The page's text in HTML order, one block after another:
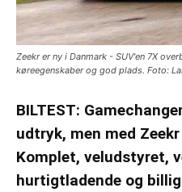
Zeekr er ny i Danmark - SUV'en 7X
køreegenskaber og god plads. Foto:
BILTEST:
udtryk, men med
Komplet, veludstyret,
hurtigtladende og